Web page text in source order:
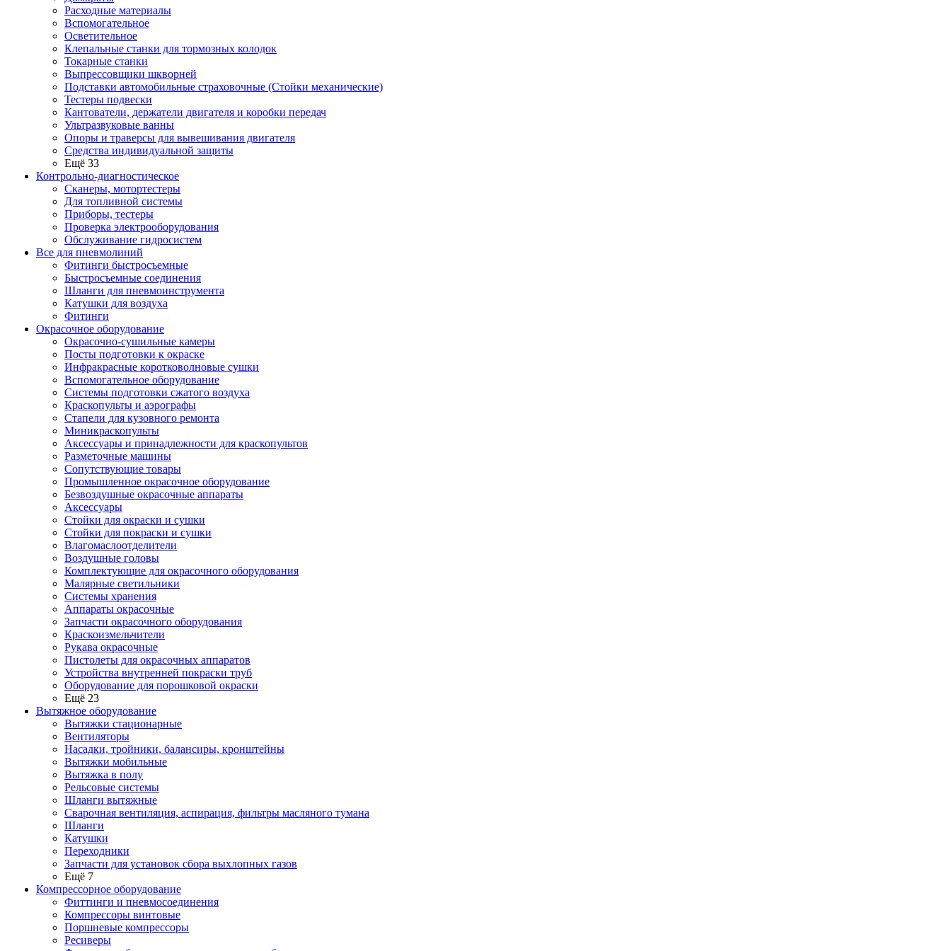
Расходные материалы
Вспомогательное
Осветительное
Клепальные станки для тормозных колодок
Токарные станки
Выпрессовщики шкворней
Подставки автомобильные страховочные (Стойки механические)
Тестеры подвески
Кантователи, держатели двигателя и коробки передач
Ультразвуковые ванны
Опоры и траверсы для вывешивания двигателя
Средства индивидуальной защиты
Ещё 33
Контрольно-диагностическое
Сканеры, мотортестеры
Для топливной системы
Приборы, тестеры
Проверка электрооборудования
Обслуживание гидросистем
Все для пневмолиний
Фитинги быстросъемные
Быстросъемные соединения
Шланги для пневмоинструмента
Катушки для воздуха
Фитинги
Окрасочное оборудование
Окрасочно-сушильные камеры
Посты подготовки к окраске
Инфракрасные коротковолновые сушки
Вспомогательное оборудование
Системы подготовки сжатого воздуха
Краскопульты и аэрографы
Стапели для кузовного ремонта
Миникраскопульты
Аксессуары и принадлежности для краскопультов
Разметочные машины
Сопутствующие товары
Промышленное окрасочное оборудование
Безвоздушные окрасочные аппараты
Аксессуары
Стойки для окраски и сушки
Стойки для покраски и сушки
Влагомаслоотделители
Воздушные головы
Комплектующие для окрасочного оборудования
Малярные светильники
Системы хранения
Аппараты окрасочные
Запчасти окрасочного оборудования
Краскоизмельчители
Рукава окрасочные
Пистолеты для окрасочных аппаратов
Устройства внутренней покраски труб
Оборудование для порошковой окраски
Ещё 23
Вытяжное оборудование
Вытяжки стационарные
Вентиляторы
Насадки, тройники, балансиры, кронштейны
Вытяжки мобильные
Вытяжка в полу
Рельсовые системы
Шланги вытяжные
Сварочная вентиляция, аспирация, фильтры масляного тумана
Шланги
Катушки
Переходники
Запчасти для установок сбора выхлопных газов
Ещё 7
Компрессорное оборудование
Фиттинги и пневмосоединения
Компрессоры винтовые
Поршневые компрессоры
Ресиверы